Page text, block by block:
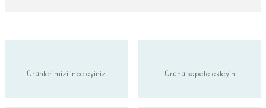
Ürünlerimizi inceleyiniz. Ürünü sepete ekleyin